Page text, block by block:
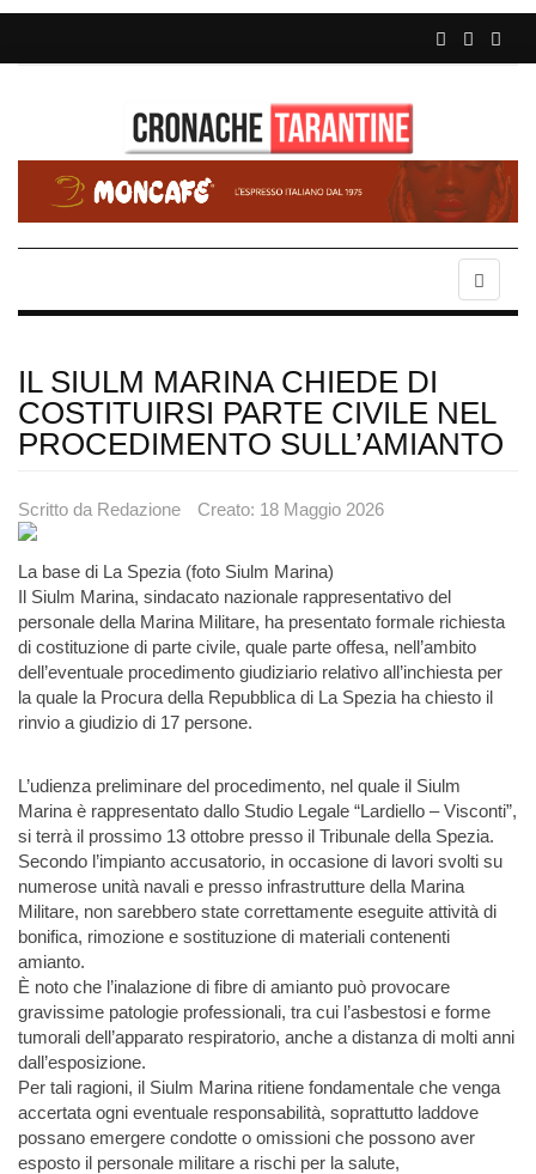
IL SIULM MARINA CHIEDE DI
COSTITUIRSI PARTE CIVILE NEL
PROCEDIMENTO SULL’AMIANTO
Scritto da Redazione Creato: 18 Maggio 2026
La base di La Spezia (foto Siulm Marina)
Il Siulm Marina, sindacato nazionale rappresentativo del
personale della Marina Militare, ha presentato formale richiesta
di costituzione di parte civile, quale parte offesa, nell’ambito
dell’eventuale procedimento giudiziario relativo all’inchiesta per
la quale la Procura della Repubblica di La Spezia ha chiesto il
rinvio a giudizio di 17 persone.
L’udienza preliminare del procedimento, nel quale il Siulm
Marina è rappresentato dallo Studio Legale “Lardiello – Visconti”,
si terrà il prossimo 13 ottobre presso il Tribunale della Spezia.
Secondo l’impianto accusatorio, in occasione di lavori svolti su
numerose unità navali e presso infrastrutture della Marina
Militare, non sarebbero state correttamente eseguite attività di
bonifica, rimozione e sostituzione di materiali contenenti
amianto.
È noto che l’inalazione di fibre di amianto può provocare
gravissime patologie professionali, tra cui l’asbestosi e forme
tumorali dell’apparato respiratorio, anche a distanza di molti anni
dall’esposizione.
Per tali ragioni, il Siulm Marina ritiene fondamentale che venga
accertata ogni eventuale responsabilità, soprattutto laddove
possano emergere condotte o omissioni che possono aver
esposto il personale militare a rischi per la salute,